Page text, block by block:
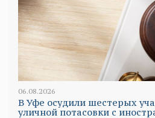
06.08.2026
В Уфе осудили шестерых
уличной потасовки с